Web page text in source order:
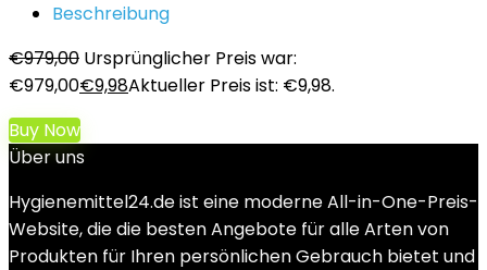
Beschreibung
€979,00 Ursprünglicher Preis war:
€979,00€9,98Aktueller Preis ist: €9,98.
Buy Now
Über uns
Hygienemittel24.de ist eine moderne All-in-One-Preis-
Website, die die besten Angebote für alle Arten von
Produkten für Ihren persönlichen Gebrauch bietet und